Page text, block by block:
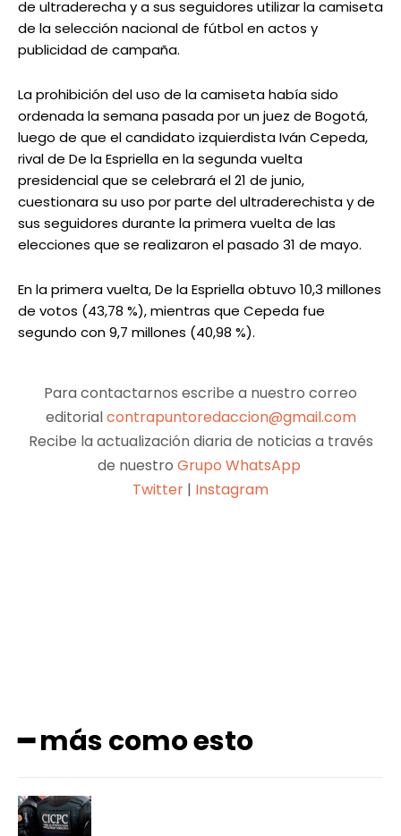
de ultraderecha y a sus seguidores utilizar la camiseta
de la selección nacional de fútbol en actos y
publicidad de campaña.
La prohibición del uso de la camiseta había sido
ordenada la semana pasada por un juez de Bogotá,
luego de que el candidato izquierdista Iván Cepeda,
rival de De la Espriella en la segunda vuelta
presidencial que se celebrará el 21 de junio,
cuestionara su uso por parte del ultraderechista y de
sus seguidores durante la primera vuelta de las
elecciones que se realizaron el pasado 31 de mayo.
En la primera vuelta, De la Espriella obtuvo 10,3 millones
de votos (43,78 %), mientras que Cepeda fue
segundo con 9,7 millones (40,98 %).
Para contactarnos escribe a nuestro correo
editorialcontrapuntoredaccion@gmail.com
Recibe la actualización diaria de noticias a través
de nuestro Grupo WhatsApp
Twitter | Instagram
━ más como esto